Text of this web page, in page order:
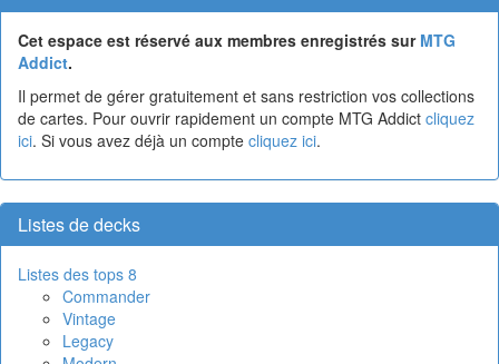
Cet espace est réservé aux membres enregistrés sur MTG
Addict.
Il permet de gérer gratuitement et sans restriction vos collections
de cartes. Pour ouvrir rapidement un compte MTG Addict cliquez
ici. Si vous avez déjà un compte cliquez ici.
Listes de decks
Listes des tops 8
Commander
Vintage
Legacy